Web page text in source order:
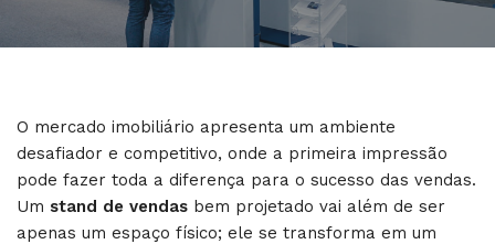
O mercado imobiliário apresenta um ambiente
desafiador e competitivo, onde a primeira impressão
pode fazer toda a diferença para o sucesso das vendas.
Um stand de vendas bem projetado vai além de ser
apenas um espaço físico; ele se transforma em um